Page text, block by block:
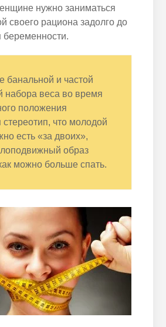
нужно заниматься
своего рациона задолго до
беременности.
банальной и частой
набора веса во время
положения
стереотип, что молодой
есть «за двоих»,
образ
можно больше спать.